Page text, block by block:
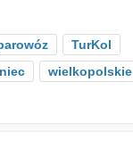
TurKol
wielkopolskie